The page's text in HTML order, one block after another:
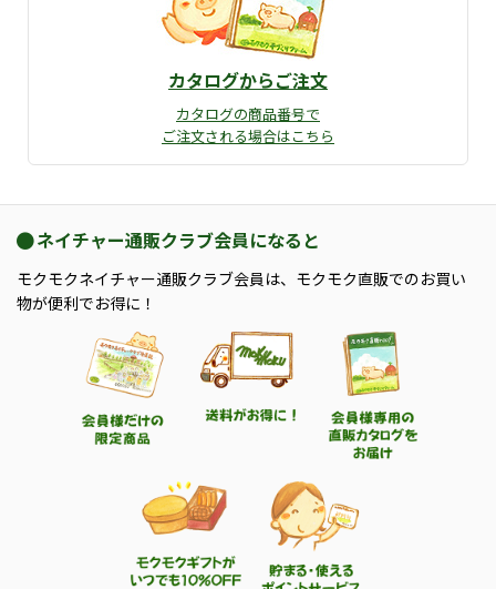
カタログからご注文
カタログの商品番号で
ご注文される場合はこちら
ネイチャー通販クラブ会員になると
モクモクネイチャー通販クラブ会員は、モクモク直販でのお買い
物が便利でお得に！